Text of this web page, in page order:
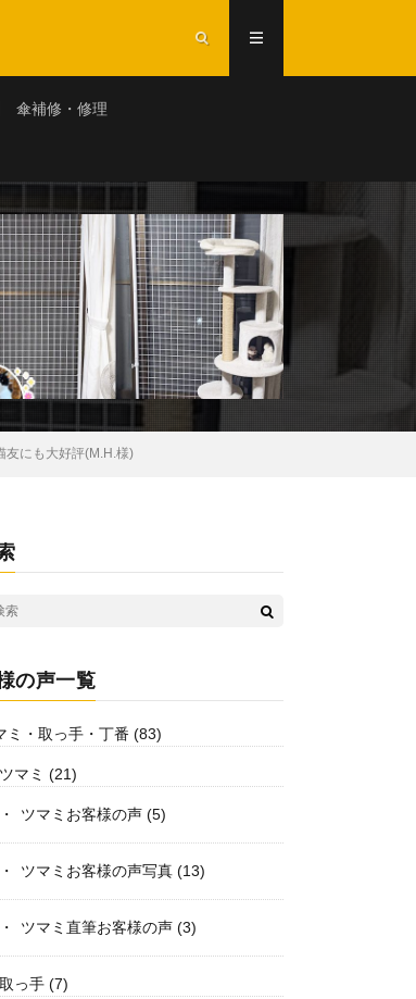
傘補修・修理
友にも大好評(M.H.様)
の声一覧
ミ・取っ手・丁番 (83)
ツマミ (21)
ツマミお客様の声(5)
ツマミお客様の声写真(13)
ツマミ直筆お客様の声(3)
取っ手(7)